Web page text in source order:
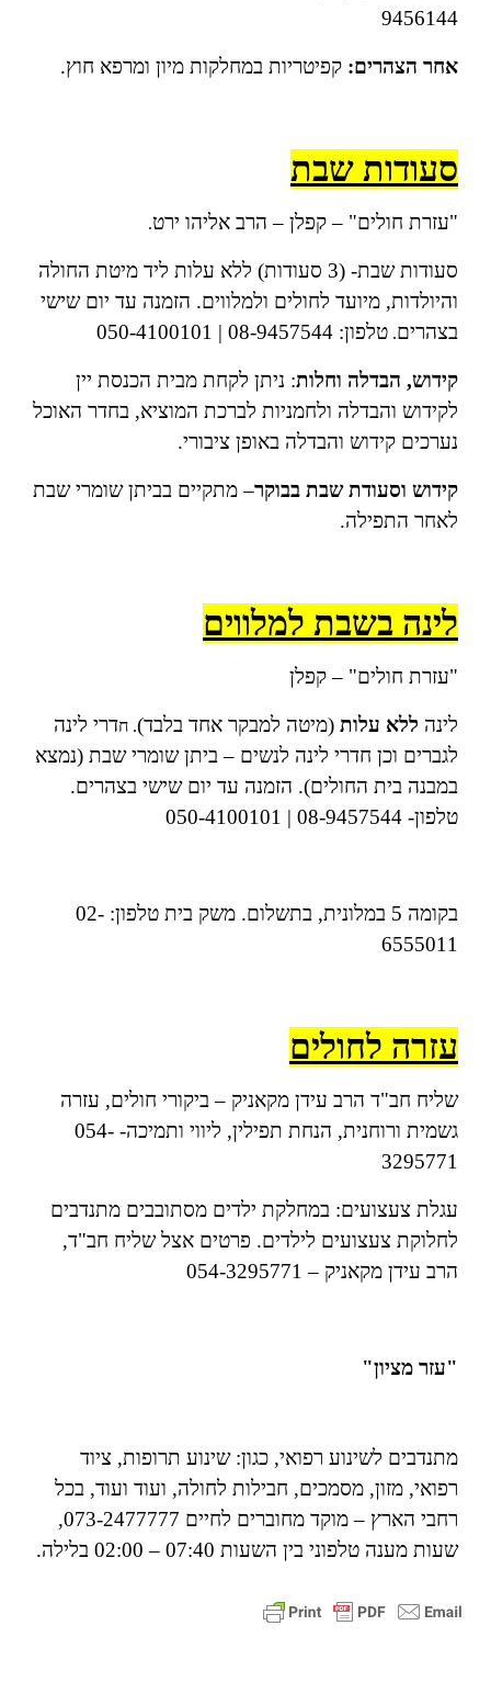
9456144
אחר הצהרים:קפיטריות במחלקות מיון ומרפא חוץ.
סעודות שבת
"עזרת חולים" – קפלן – הרב אליהו ירט.
סעודות שבת- (3 סעודות) ללא עלות ליד מיטת החולה
והיולדות, מיועד לחולים ולמלווים. הזמנה עד יום שישי
בצהרים. טלפון: 08-9457544 | 050-4100101
קידוש, הבדלה וחלות: ניתן לקחת מבית הכנסת יין
לקידוש והבדלה ולחמניות לברכת המוציא, בחדר האוכל
נערכים קידוש והבדלה באופן ציבורי.
קידוש וסעודת שבת בבוקר– מתקיים בביתן שומרי שבת
לאחר התפילה.
לינה בשבת למלווים
"עזרת חולים" – קפלן
לינה ללא עלות(מיטה למבקר אחד בלבד). חדרי לינה
לגברים וכן חדרי לינה לנשים – ביתן שומרי שבת (נמצא
במבנה בית החולים). הזמנה עד יום שישי בצהרים.
טלפון- 08-9457544 | 050-4100101
בקומה 5 במלונית, בתשלום. משק בית טלפון: 02-
6555011
עזרה לחולים
שליח חב"ד הרב עידן מקאניק – ביקורי חולים, עזרה
גשמית ורוחנית, הנחת תפילין, ליווי ותמיכה- 054-
3295771
עגלת צעצועים: במחלקת ילדים מסתובבים מתנדבים
לחלוקת צעצועים לילדים. פרטים אצל שליח חב"ד,
הרב עידן מקאניק – 054-3295771
"עזר מציון"
מתנדבים לשינוע רפואי, כגון: שינוע תרופות, ציוד
רפואי, מזון, מסמכים, חבילות לחולה, ועוד ועוד, בכל
רחבי הארץ – מוקד מחוברים לחיים 073-2477777,
שעות מענה טלפוני בין השעות 07:40 – 02:00 בלילה.